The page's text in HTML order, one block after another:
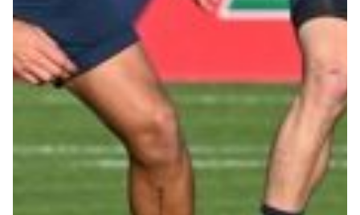
Robe di Kappa x Genoa
Vintage Collection
Red&Blue Voices